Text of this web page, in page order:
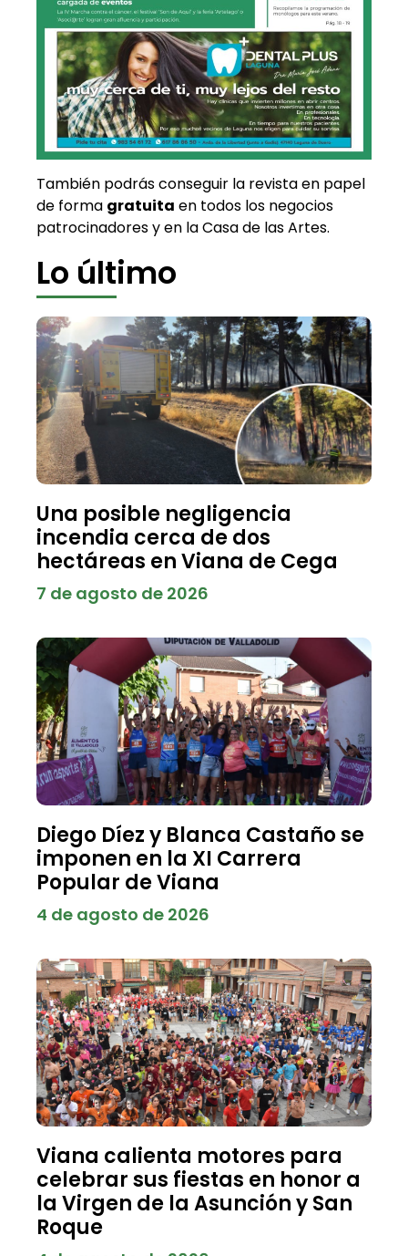
También podrás conseguir la revista en papel
de forma gratuita en todos los negocios
patrocinadores y en la Casa de las Artes.
Lo último
Una posible negligencia
incendia cerca de dos
hectáreas en Viana de Cega
7 de agosto de 2026
Diego Díez y Blanca Castaño se
imponen en la XI Carrera
Popular de Viana
4 de agosto de 2026
Viana calienta motores para
celebrar sus fiestas en honor a
la Virgen de la Asunción y San
Roque